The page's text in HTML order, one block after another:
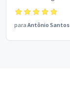
para Antônio Santos